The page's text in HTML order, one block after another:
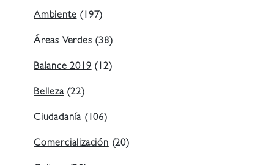
Ambiente(197)
Áreas Verdes(38)
Balance 2019(12)
Belleza(22)
Ciudadanía (106)
Comercialización(20)